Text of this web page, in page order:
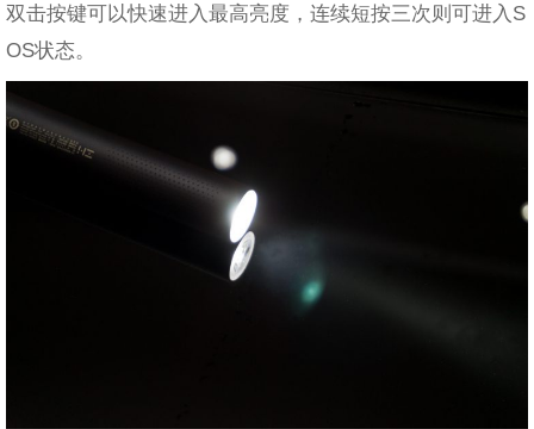
双击按键可以快速进入最高亮度，连续短按三次则可进入S
OS状态。